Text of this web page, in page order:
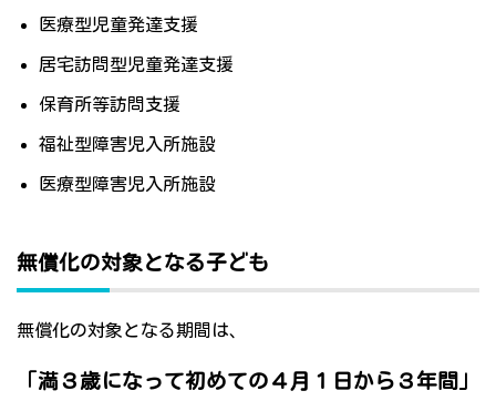
医療型児童発達支援
居宅訪問型児童発達支援
保育所等訪問支援
福祉型障害児入所施設
医療型障害児入所施設
無償化の対象となる子ども
無償化の対象となる期間は、
「満３歳になって初めての４月１日から３年間」